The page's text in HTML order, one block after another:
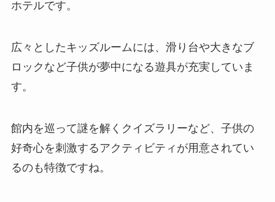
ホテルです。
広々としたキッズルームには、滑り台や大きなブ
ロックなど子供が夢中になる遊具が充実していま
す。
館内を巡って謎を解くクイズラリーなど、子供の
好奇心を刺激するアクティビティが用意されてい
るのも特徴ですね。